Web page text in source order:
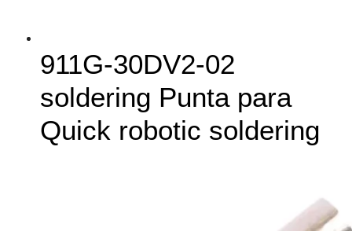
911G‑30DV2-02
soldering Punta para
Quick robotic soldering